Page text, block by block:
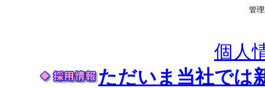
管
個人
ただいま当社では